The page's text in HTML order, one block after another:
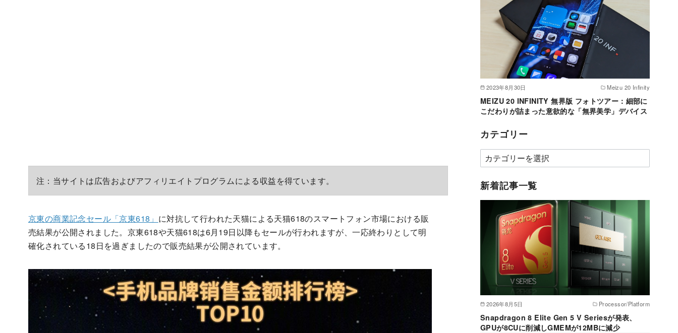
注：当サイトは広告およびアフィリエイトプログラムによる収益を得ています。
京東の商業記念セール「京東618」 に対抗して行われた天猫による天猫618のスマートフォン市場における販
売結果が公開されました。京東618や天猫618は6月19日以降もセールが行われますが、一応終わりとして明
確化されている18日を過ぎましたので販売結果が公開されています。
2023年8月30日 Meizu 20 Infinity
MEIZU 20 INFINITY 無界版 フォトツアー：細部に
こだわりが詰まった意欲的な「無界美学」デバイス
カテゴリー
カ
テ
ゴ
新着記事一覧
2026年8月5日 Processor/Platform
Snapdragon 8 Elite Gen 5 V Seriesが発表、
GPUが8CUに削減しGMEMが12MBに減少